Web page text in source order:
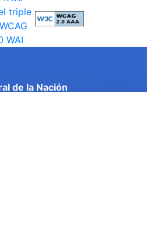
de la Nación
de Hacienda y Crédito
D.C., Colombia